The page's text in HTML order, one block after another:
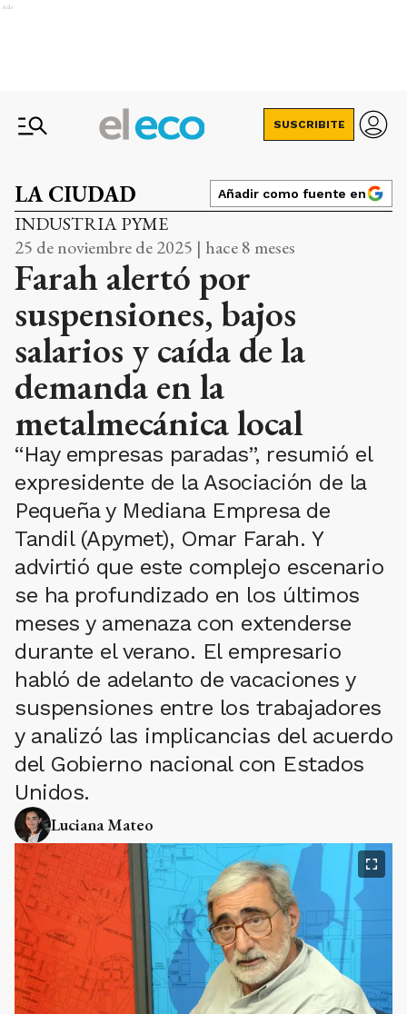
Ads
SUSCRIBITE
LA CIUDAD Añadir como fuente en
INDUSTRIA PYME
25 de noviembre de 2025 | hace 8 meses
Farah alertó por
suspensiones, bajos
salarios y caída de la
demanda en la
metalmecánica local
“Hay empresas paradas”, resumió el
expresidente de la Asociación de la
Pequeña y Mediana Empresa de
Tandil (Apymet), Omar Farah. Y
advirtió que este complejo escenario
se ha profundizado en los últimos
meses y amenaza con extenderse
durante el verano. El empresario
habló de adelanto de vacaciones y
suspensiones entre los trabajadores
y analizó las implicancias del acuerdo
del Gobierno nacional con Estados
Unidos.
Luciana Mateo